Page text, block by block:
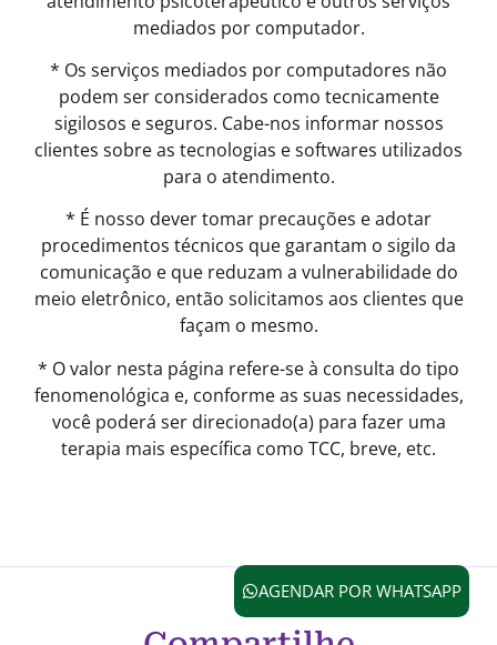
mediados por computador.
* Os serviços mediados por computadores não
podem ser considerados como tecnicamente
sigilosos e seguros. Cabe-nos informar nossos
clientes sobre as tecnologias e softwares utilizados
para o atendimento.
* É nosso dever tomar precauções e adotar
procedimentos técnicos que garantam o sigilo da
comunicação e que reduzam a vulnerabilidade do
meio eletrônico, então solicitamos aos clientes que
façam o mesmo.
* O valor nesta página refere-se à consulta do tipo
fenomenológica e, conforme as suas necessidades,
você poderá ser direcionado(a) para fazer uma
terapia mais específica como TCC, breve, etc.
AGENDAR POR WHATSAPP